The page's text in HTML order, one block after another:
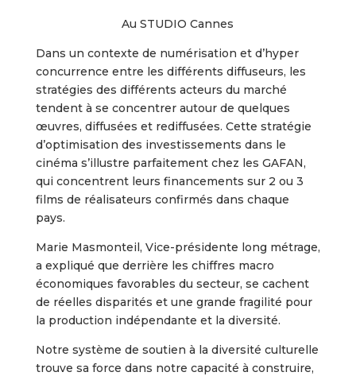
Au STUDIO Cannes
Dans un contexte de numérisation et d’hyper
concurrence entre les différents diffuseurs, les
stratégies des différents acteurs du marché
tendent à se concentrer autour de quelques
œuvres, diffusées et rediffusées. Cette stratégie
d’optimisation des investissements dans le
cinéma s’illustre parfaitement chez les GAFAN,
qui concentrent leurs financements sur 2 ou 3
films de réalisateurs confirmés dans chaque
pays.
Marie Masmonteil, Vice-présidente long métrage,
a expliqué que derrière les chiffres macro
économiques favorables du secteur, se cachent
de réelles disparités et une grande fragilité pour
la production indépendante et la diversité.
Notre système de soutien à la diversité culturelle
trouve sa force dans notre capacité à construire,